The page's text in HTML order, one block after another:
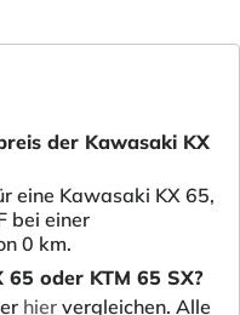
der Kawasaki KX
eine Kawasaki KX 65,
bei einer
0 km.
65 oder KTM 65 SX?
hier vergleichen. Alle